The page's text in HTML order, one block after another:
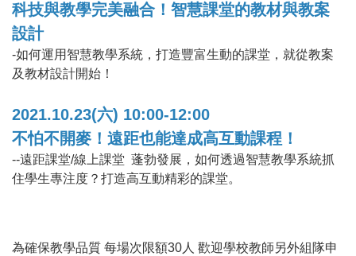
科技與教學完美融合！智慧課堂的教材與教案
設計
-如何運用智慧教學系統，打造豐富生動的課堂，就從教案
及教材設計開始！
2021.10.23(六) 10:00-12:00
不怕不開麥！遠距也能達成高互動課程！
--遠距課堂/線上課堂 蓬勃發展，如何透過智慧教學系統抓
住學生專注度？打造高互動精彩的課堂。
為確保教學品質 每場次限額30人 歡迎學校教師另外組隊申